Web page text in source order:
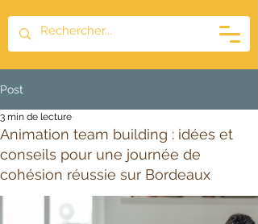
Post
Animation team building : idées et
conseils pour une journée de
cohésion réussie sur Bordeaux
3 min de lecture